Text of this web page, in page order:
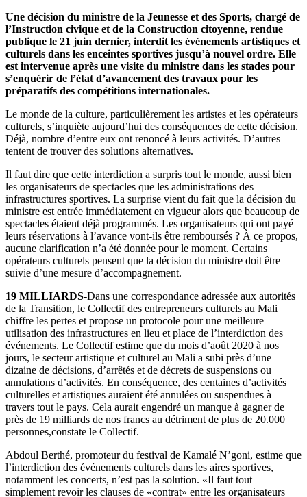
Une décision du ministre de la Jeunesse et des Sports, chargé de
l’Instruction civique et de la Construction citoyenne, rendue
publique le 21 juin dernier, interdit les événements artistiques et
culturels dans les enceintes sportives jusqu’à nouvel ordre. Elle
est intervenue après une visite du ministre dans les stades pour
s’enquérir de l’état d’avancement des travaux pour les
préparatifs des compétitions internationales.
Le monde de la culture, particulièrement les artistes et les opérateurs
culturels, s’inquiète aujourd’hui des conséquences de cette décision.
Déjà, nombre d’entre eux ont renoncé à leurs activités. D’autres
tentent de trouver des solutions alternatives.
Il faut dire que cette interdiction a surpris tout le monde, aussi bien
les organisateurs de spectacles que les administrations des
infrastructures sportives. La surprise vient du fait que la décision du
ministre est entrée immédiatement en vigueur alors que beaucoup de
spectacles étaient déjà programmés. Les organisateurs qui ont payé
leurs réservations à l’avance vont-ils être remboursés ? À ce propos,
aucune clarification n’a été donnée pour le moment. Certains
opérateurs culturels pensent que la décision du ministre doit être
suivie d’une mesure d’accompagnement.
19 MILLIARDS-Dans une correspondance adressée aux autorités
de la Transition, le Collectif des entrepreneurs culturels au Mali
chiffre les pertes et propose un protocole pour une meilleure
utilisation des infrastructures en lieu et place de l’interdiction des
événements. Le Collectif estime que du mois d’août 2020 à nos
jours, le secteur artistique et culturel au Mali a subi près d’une
dizaine de décisions, d’arrêtés et de décrets de suspensions ou
annulations d’activités. En conséquence, des centaines d’activités
culturelles et artistiques auraient été annulées ou suspendues à
travers tout le pays. Cela aurait engendré un manque à gagner de
près de 19 milliards de nos francs au détriment de plus de 20.000
personnes,constate le Collectif.
Abdoul Berthé, promoteur du festival de Kamalé N’goni, estime que
l’interdiction des événements culturels dans les aires sportives,
notamment les concerts, n’est pas la solution. «Il faut tout
simplement revoir les clauses de «contrat» entre les organisateurs